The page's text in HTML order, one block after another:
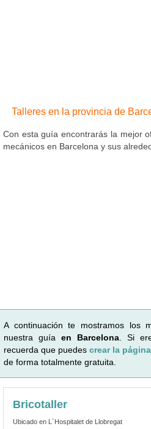
Talleres en la provincia de
Con esta guía encontrarás la mejor
mecánicos en Barcelona y sus
A continuación te mostramos los
nuestra guía en Barcelona . Si
recuerda que puedescrear la
de forma totalmente gratuita.
Bricotaller
Ubicado en L´Hospitalet de Llobregat